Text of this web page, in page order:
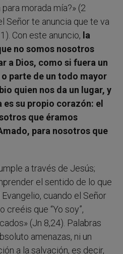
morada mía?» (2
Señor te anuncia que te va
Con este anuncio, la
no somos nosotros
a Dios, como si fuera un
parte de un todo mayor
quien nos da un lugar, y
su propio corazón: el
que éramos
para nosotros que
a través de Jesús;
el sentido de lo que
cuando el Señor
creéis que “Yo soy”,
(Jn 8,24). Palabras
amenazas, ni un
a la salvación, es decir,